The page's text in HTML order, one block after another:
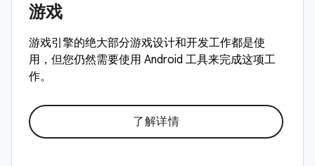
游戏
游戏引擎的绝大部分游戏设计和开发工作都是使
用，但您仍然需要使用 Android 工具来完成这项工
作。
了解详情